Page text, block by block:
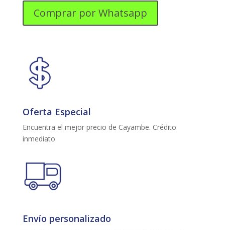
AVANT
cantidad
Comprar por Whatsapp
Oferta Especial
Encuentra el mejor precio de Cayambe. Crédito
inmediato
Envío personalizado